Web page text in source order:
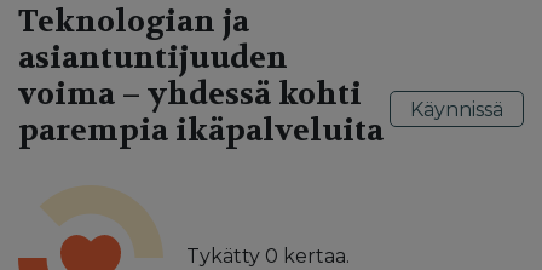
Teknologian ja
asiantuntijuuden
voima – yhdessä kohti
parempia ikäpalveluita
Tykätty 0 kertaa.
Käynnissä